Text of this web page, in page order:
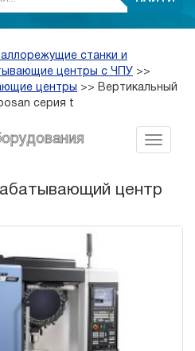
станки и
центры с ЧПУ >>
центры
>> Вертикальный
серия t
центр